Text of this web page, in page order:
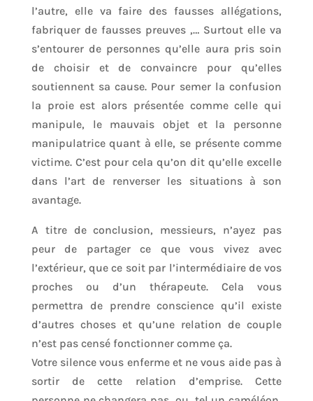
l’autre, elle va faire des fausses allégations,
fabriquer de fausses preuves ,… Surtout elle va
s’entourer de personnes qu’elle aura pris soin
de choisir et de convaincre pour qu’elles
soutiennent sa cause. Pour semer la confusion
la proie est alors présentée comme celle qui
manipule, le mauvais objet et la personne
manipulatrice quant à elle, se présente comme
victime. C’est pour cela qu’on dit qu’elle excelle
dans l’art de renverser les situations à son
avantage.
A titre de conclusion, messieurs, n’ayez pas
peur de partager ce que vous vivez avec
l’extérieur, que ce soit par l’intermédiaire de vos
proches ou d’un thérapeute. Cela vous
permettra de prendre conscience qu’il existe
d’autres choses et qu’une relation de couple
n’est pas censé fonctionner comme ça.
Votre silence vous enferme et ne vous aide pas à
sortir de cette relation d’emprise. Cette